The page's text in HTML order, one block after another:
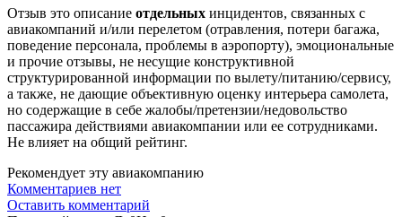
Отзыв это описание отдельных инцидентов, связанных с
авиакомпаний и/или перелетом (отравления, потери багажа,
поведение персонала, проблемы в аэропорту), эмоциональные
и прочие отзывы, не несущие конструктивной
структурированной информации по вылету/питанию/сервису,
а также, не дающие объективную оценку интерьера самолета,
но содержащие в себе жалобы/претензии/недовольство
пассажира действиями авиакомпании или ее сотрудниками.
Не влияет на общий рейтинг.
Рекомендует эту авиакомпанию
Комментариев нет
Оставить комментарий